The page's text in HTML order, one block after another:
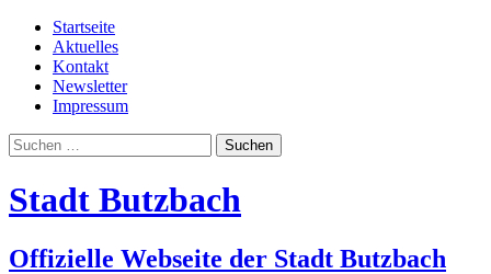
Startseite
Aktuelles
Kontakt
Newsletter
Impressum
Suchen
nach:
Stadt Butzbach
Offizielle Webseite der Stadt Butzbach